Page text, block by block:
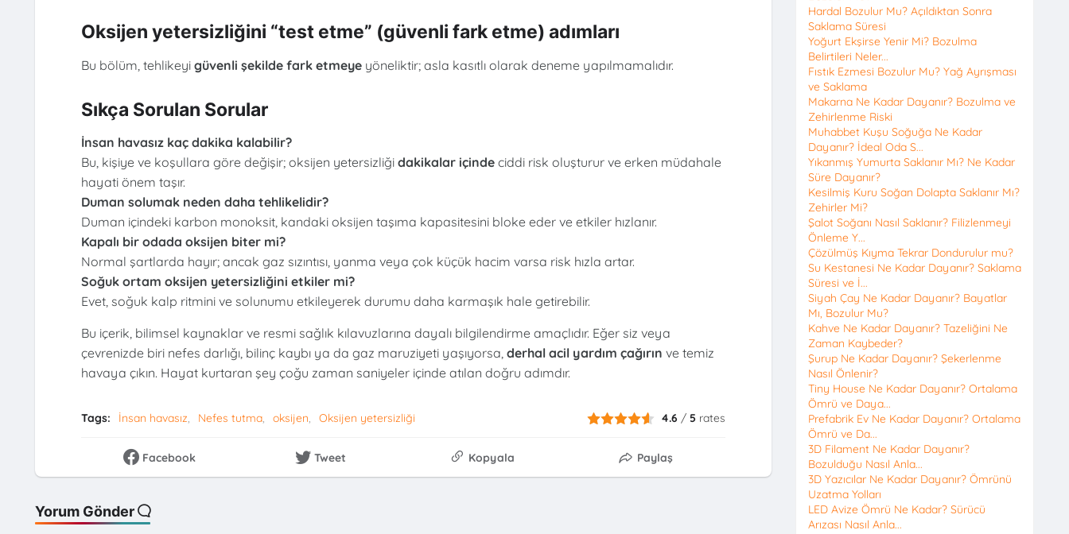
Oksijen yetersizliğini “test etme” (güvenli fark etme) adımları
Bu bölüm, tehlikeyi güvenli şekilde fark etmeyeyöneliktir; asla kasıtlı olarak deneme yapılmamalıdır.
Sıkça Sorulan Sorular
İnsan havasız kaç dakika kalabilir?
Bu, kişiye ve koşullara göre değişir; oksijen yetersizliği dakikalar içindeciddi risk oluşturur ve erken müdahale
hayati önem taşır.
Duman solumak neden daha tehlikelidir?
Duman içindeki karbon monoksit, kandaki oksijen taşıma kapasitesini bloke eder ve etkiler hızlanır.
Kapalı bir odada oksijen biter mi?
Normal şartlarda hayır; ancak gaz sızıntısı, yanma veya çok küçük hacim varsa risk hızla artar.
Soğuk ortam oksijen yetersizliğini etkiler mi?
Evet, soğuk kalp ritmini ve solunumu etkileyerek durumu daha karmaşık hale getirebilir.
Bu içerik, bilimsel kaynaklar ve resmi sağlık kılavuzlarına dayalı bilgilendirme amaçlıdır. Eğer siz veya
çevrenizde biri nefes darlığı, bilinç kaybı ya da gaz maruziyeti yaşıyorsa, derhal acil yardım çağırın ve temiz
havaya çıkın. Hayat kurtaran şey çoğu zaman saniyeler içinde atılan doğru adımdır.
Tags: İnsan havasız Nefes tutma oksijen Oksijen yetersizliği 4.6 /5 rates
Facebook Tweet Kopyala Paylaş
Yorum Gönder
Hardal Bozulur Mu? Açıldıktan Sonra
Saklama Süresi
Yoğurt Ekşirse Yenir Mi? Bozulma
Belirtileri Neler...
Fıstık Ezmesi Bozulur Mu? Yağ Ayrışması
ve Saklama
Makarna Ne Kadar Dayanır? Bozulma ve
Zehirlenme Riski
Muhabbet Kuşu Soğuğa Ne Kadar
Dayanır? İdeal Oda S...
Yıkanmış Yumurta Saklanır Mı? Ne Kadar
Süre Dayanır?
Kesilmiş Kuru Soğan Dolapta Saklanır Mı?
Zehirler Mi?
Şalot Soğanı Nasıl Saklanır? Filizlenmeyi
Önleme Y...
Çözülmüş Kıyma Tekrar Dondurulur mu?
Su Kestanesi Ne Kadar Dayanır? Saklama
Süresi ve İ...
Siyah Çay Ne Kadar Dayanır? Bayatlar
Mı, Bozulur Mu?
Kahve Ne Kadar Dayanır? Tazeliğini Ne
Zaman Kaybeder?
Şurup Ne Kadar Dayanır? Şekerlenme
Nasıl Önlenir?
Tiny House Ne Kadar Dayanır? Ortalama
Ömrü ve Daya...
Prefabrik Ev Ne Kadar Dayanır? Ortalama
Ömrü ve Da...
3D Filament Ne Kadar Dayanır?
Bozulduğu Nasıl Anla...
3D Yazıcılar Ne Kadar Dayanır? Ömrünü
Uzatma Yolları
LED Avize Ömrü Ne Kadar? Sürücü
Arızası Nasıl Anla...